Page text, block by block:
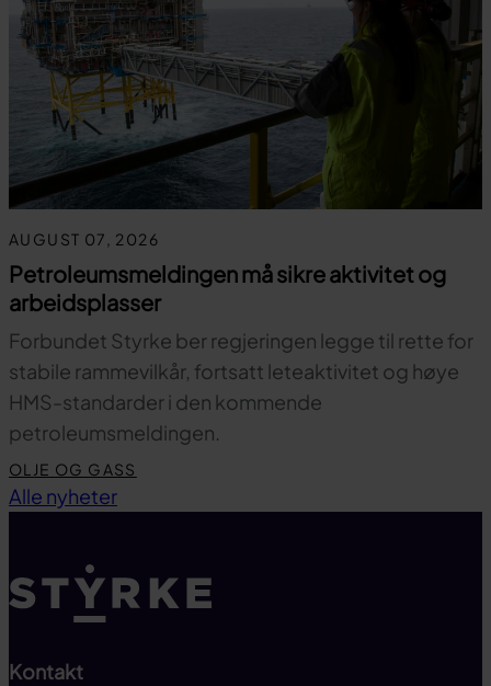
AUGUST 07, 2026
Petroleumsmeldingen må sikre aktivitet og
arbeidsplasser
Forbundet Styrke ber regjeringen legge til rette for
stabile rammevilkår, fortsatt leteaktivitet og høye
HMS-standarder i den kommende
petroleumsmeldingen.
OLJE OG GASS
Alle nyheter
Kontakt